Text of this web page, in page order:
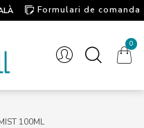
Formulari de comanda
0
100ML